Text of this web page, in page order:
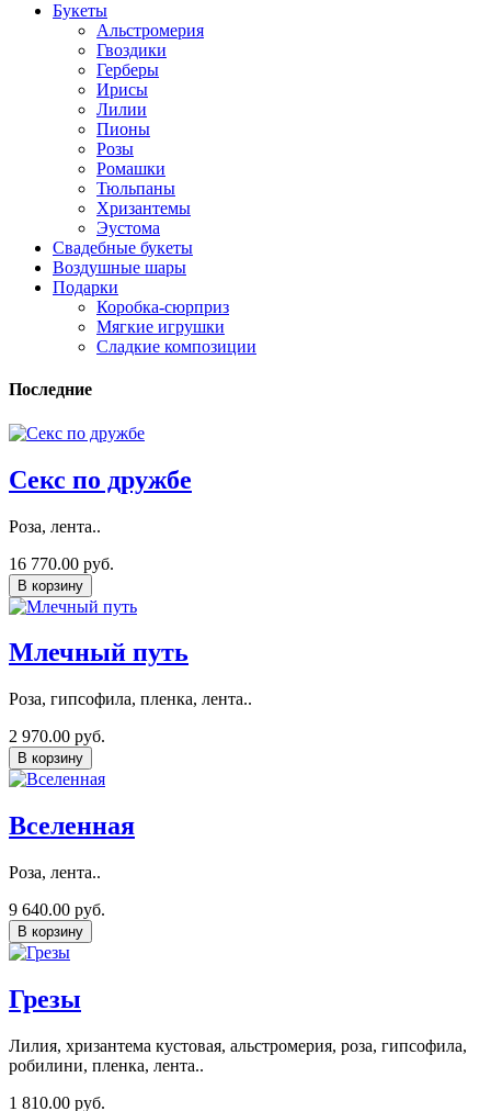
Букеты
Альстромерия
Гвоздики
Герберы
Ирисы
Лилии
Пионы
Розы
Ромашки
Тюльпаны
Хризантемы
Эустома
Свадебные букеты
Воздушные шары
Подарки
Коробка-сюрприз
Мягкие игрушки
Сладкие композиции
Последние
Секс по дружбе
Роза, лента..
16 770.00 руб.
В корзину
Млечный путь
Роза, гипсофила, пленка, лента..
2 970.00 руб.
В корзину
Вселенная
Роза, лента..
9 640.00 руб.
В корзину
Грезы
Лилия, хризантема кустовая, альстромерия, роза, гипсофила,
робилини, пленка, лента..
1 810.00 руб.